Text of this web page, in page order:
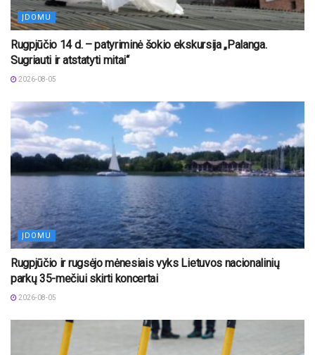
ĮDOMU
Rugpjūčio 14 d. – patyriminė šokio ekskursija „Palanga.
Sugriauti ir atstatyti mitai“
2026-08-05
ĮDOMU
Rugpjūčio ir rugsėjo mėnesiais vyks Lietuvos nacionalinių
parkų 35-mečiui skirti koncertai
2026-08-05